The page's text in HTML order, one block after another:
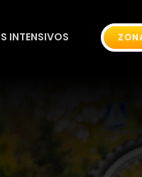
INTENSIVOS